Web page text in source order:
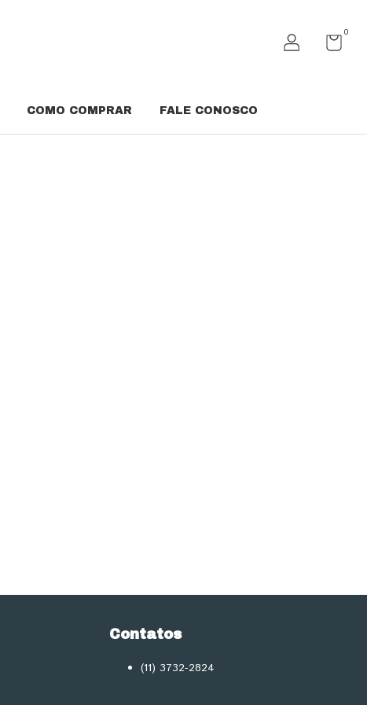
0
COMO COMPRAR FALE CONOSCO
Contatos
(11) 3732-2824